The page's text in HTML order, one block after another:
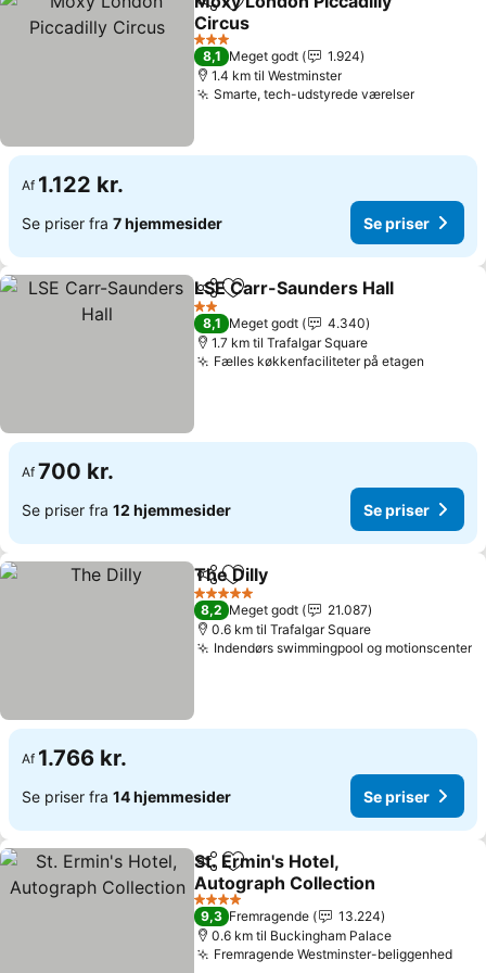
Del Føj til favoritter
Circus
Se priser
3 Stjerner
8,1 Meget godt
1.924
1.4 km til Westminster
Smarte, tech-udstyrede værelserSe priser
Af 1.122 kr.
Se priser fra 7 hjemmesider Se priser
Del Føj til favoritter
LSE Carr-Saunders Hall
2 Stjerner
8,1 Meget godt
4.340
1.7 km til Trafalgar Square
Fælles køkkenfaciliteter på etagen
Af 700 kr.
Se priser fra 12 hjemmesider Se priser
Del Føj til favoritter
The Dilly
5 Stjerner
8,2 Meget godt
21.087
0.6 km til Trafalgar Square
Indendørs swimmingpool og motionscenter
Af 1.766 kr.
Se priser fra 14 hjemmesider Se priser
Del Føj til favoritter
St. Ermin's Hotel,
Autograph Collection
Se priser
4 Stjerner
9,3 Fremragende
13.224
0.6 km til Buckingham Palace
Fremragende Westminster-beliggenhedSe